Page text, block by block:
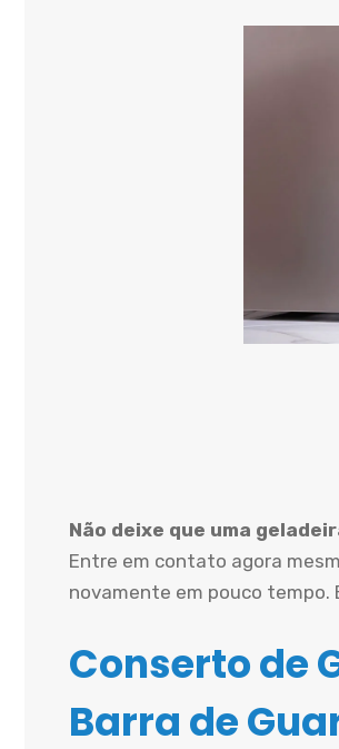
Não deixe que uma
Entre em contato agora
novamente em pouco tempo.
Conserto de
Barra de